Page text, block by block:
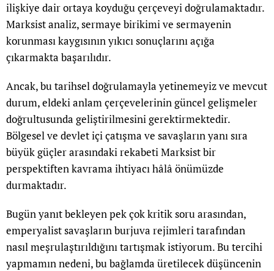
ilişkiye dair ortaya koyduğu çerçeveyi doğrulamaktadır.
Marksist analiz, sermaye birikimi ve sermayenin
korunması kaygısının yıkıcı sonuçlarını açığa
çıkarmakta başarılıdır.
Ancak, bu tarihsel doğrulamayla yetinemeyiz ve mevcut
durum, eldeki anlam çerçevelerinin güncel gelişmeler
doğrultusunda geliştirilmesini gerektirmektedir.
Bölgesel ve devlet içi çatışma ve savaşların yanı sıra
büyük güçler arasındaki rekabeti Marksist bir
perspektiften kavrama ihtiyacı hâlâ önümüzde
durmaktadır.
Bugün yanıt bekleyen pek çok kritik soru arasından,
emperyalist savaşların burjuva rejimleri tarafından
nasıl meşrulaştırıldığını tartışmak istiyorum. Bu tercihi
yapmamın nedeni, bu bağlamda üretilecek düşüncenin